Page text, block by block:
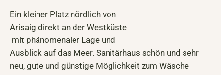
Ein kleiner Platz nördlich von
Arisaig direkt an der Westküste
mit phänomenaler Lage und
Ausblick auf das Meer. Sanitärhaus schön und sehr
neu, gute und günstige Möglichkeit zum Wäsche